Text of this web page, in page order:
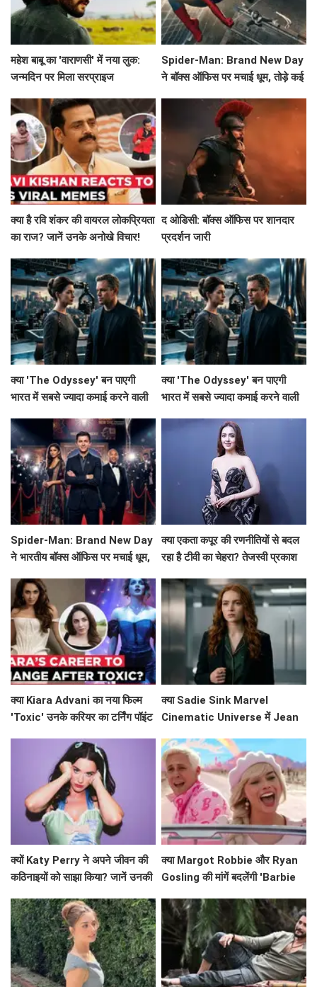
महेश बाबू का 'वाराणसी' में नया लुक:
जन्मदिन पर मिला सरप्राइज
Spider-Man: Brand New Day
ने बॉक्स ऑफिस पर मचाई धूम, तोड़े कई
क्या है रवि शंकर की वायरल लोकप्रियता
का राज? जानें उनके अनोखे विचार!
द ओडिसी: बॉक्स ऑफिस पर शानदार
प्रदर्शन जारी
क्या 'The Odyssey' बन पाएगी
भारत में सबसे ज्यादा कमाई करने वाली
क्या 'The Odyssey' बन पाएगी
भारत में सबसे ज्यादा कमाई करने वाली
Spider-Man: Brand New Day
ने भारतीय बॉक्स ऑफिस पर मचाई धूम,
पीछे!
क्या एकता कपूर की रणनीतियों से बदल
रहा है टीवी का चेहरा? तेजस्वी प्रकाश
क्या Kiara Advani का नया फिल्म
'Toxic' उनके करियर का टर्निंग पॉइंट
क्या Sadie Sink Marvel
Cinematic Universe में Jean
क्यों Katy Perry ने अपने जीवन की
कठिनाइयों को साझा किया? जानें उनकी
क्या Margot Robbie और Ryan
Gosling की मांगें बदलेंगी 'Barbie